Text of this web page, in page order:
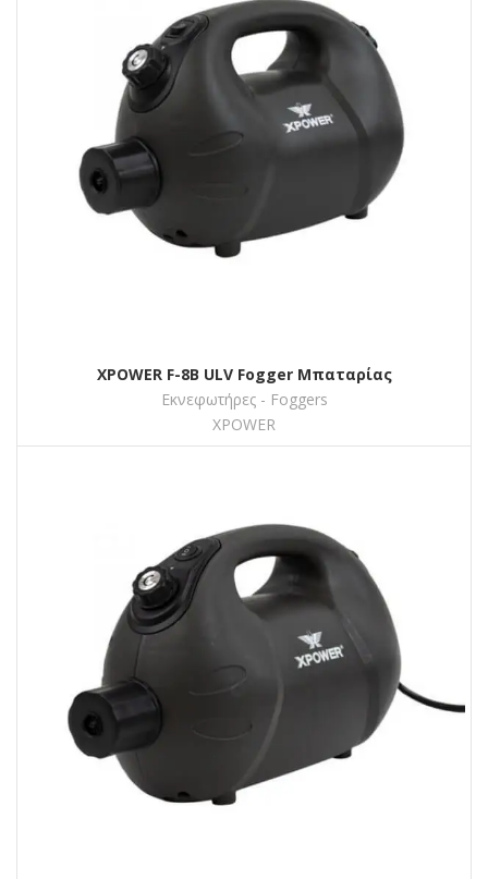
XPOWER F-8Β ULV Fogger Μπαταρίας
Εκνεφωτήρες - Foggers
XPOWER